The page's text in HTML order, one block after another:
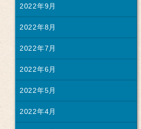
2022年9月
2022年8月
2022年7月
2022年6月
2022年5月
2022年4月